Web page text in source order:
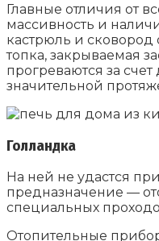
Главные отличия от
массивность и
кастрюль и сковород
топка, закрываемая
прогреваются за
значительной
Голландка
На ней не удастся
предназначение —
специальных
Отопительные